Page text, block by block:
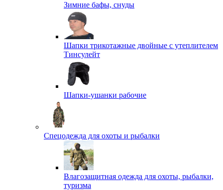
Зимние бафы, снуды
Шапки трикотажные двойные с утеплителем
Тинсулейт
Шапки-ушанки рабочие
Спецодежда для охоты и рыбалки
Влагозащитная одежда для охоты, рыбалки,
туризма